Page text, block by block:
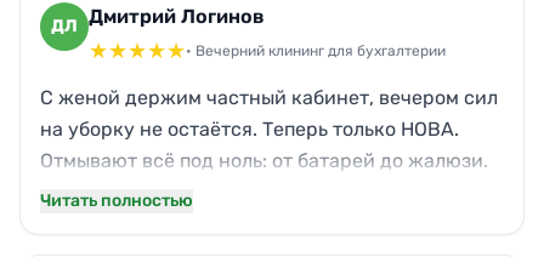
остальном претензий нет, сервисом довольна,
закажу ещё.
ДЛ Дмитрий Логинов
★★★★★• Вечерний клининг для бухгалтерии
С женой держим частный кабинет, вечером сил
на уборку не остаётся. Теперь только НОВА.
Отмывают всё под ноль: от батарей до жалюзи.
Однажды кот забежал с улицы и наследил — так
Читать полностью